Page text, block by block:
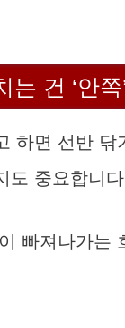
건 ‘안쪽
하면 선반
도 중요합니
빠져나가는